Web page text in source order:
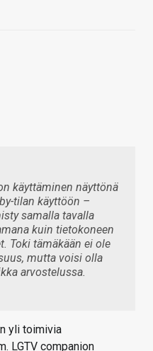
käyttäminen näyttönä
tilan käyttöön –
samalla tavalla
kuin tietokoneen
Toki tämäkään ei ole
mutta voisi olla
arvostelussa.
yli toimivia
LGTV companion